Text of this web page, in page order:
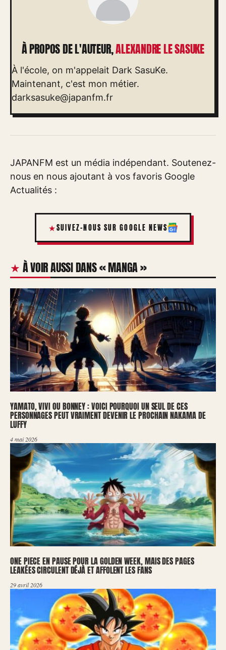
À PROPOS DE L'AUTEUR,ALEXANDRE LE SASUKE
À l'école, on m'appelait Dark SasuKe.
Maintenant, c'est mon métier.
darksasuke@japanfm.fr
JAPANFM est un média indépendant. Soutenez-
nous en nous ajoutant à vos favoris Google
Actualités :
SUIVEZ-NOUS SUR GOOGLE NEWS
À VOIR AUSSI DANS « MANGA »
YAMATO, VIVI OU BONNEY : VOICI POURQUOI UN SEUL DE CES
PERSONNAGES PEUT VRAIMENT DEVENIR LE PROCHAIN NAKAMA DE
LUFFY
4 mai 2026
ONE PIECE EN PAUSE POUR LA GOLDEN WEEK, MAIS DES PAGES
LEAKÉES CIRCULENT DÉJÀ ET AFFOLENT LES FANS
29 avril 2026